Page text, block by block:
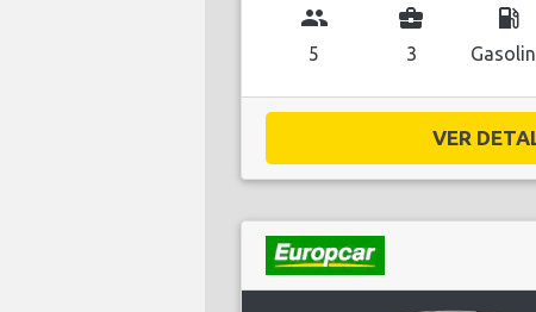
group
5
business_center
3
local_gas_station
VER